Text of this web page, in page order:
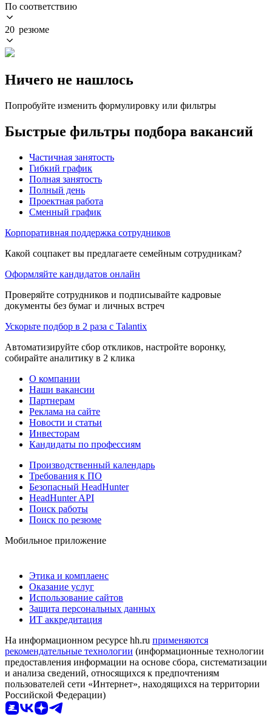
По соответствию
20 резюме
Ничего не нашлось
Попробуйте изменить формулировку или фильтры
Быстрые фильтры подбора вакансий
Частичная занятость
Гибкий график
Полная занятость
Полный день
Проектная работа
Сменный график
Корпоративная поддержка сотрудников
Какой соцпакет вы предлагаете семейным сотрудникам?
Оформляйте кандидатов онлайн
Проверяйте сотрудников и подписывайте кадровые
документы без бумаг и личных встреч
Ускорьте подбор в 2 раза с Talantix
Автоматизируйте сбор откликов, настройте воронку,
собирайте аналитику в 2 клика
О компании
Наши вакансии
Партнерам
Реклама на сайте
Новости и статьи
Инвесторам
Кандидаты по профессиям
Производственный календарь
Требования к ПО
Безопасный HeadHunter
HeadHunter API
Поиск работы
Поиск по резюме
Мобильное приложение
Этика и комплаенс
Оказание услуг
Использование сайтов
Защита персональных данных
ИТ аккредитация
На информационном ресурсе hh.ru применяются
рекомендательные технологии (информационные технологии
предоставления информации на основе сбора, систематизации
и анализа сведений, относящихся к предпочтениям
пользователей сети «Интернет», находящихся на территории
Российской Федерации)